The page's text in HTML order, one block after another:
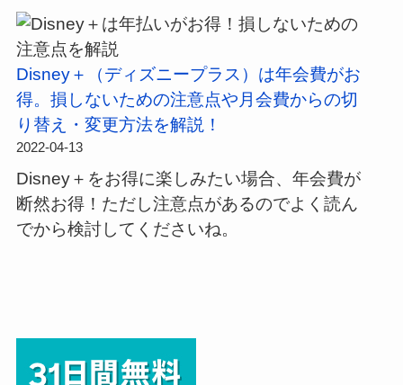
Disney＋（ディズニープラス）は年会費がお
得。損しないための注意点や月会費からの切
り替え・変更方法を解説！
2022-04-13
Disney＋をお得に楽しみたい場合、年会費が
断然お得！ただし注意点があるのでよく読ん
でから検討してくださいね。